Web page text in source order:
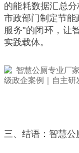
的能耗数据汇总
市政部门制定节
服务"的闭环，让
实践载体。
三、结语：智慧